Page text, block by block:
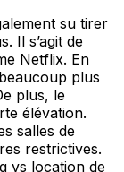
su tirer
Il s’agit de
Netflix. En
plus
plus, le
élévation.
salles de
restrictives.
vs location de